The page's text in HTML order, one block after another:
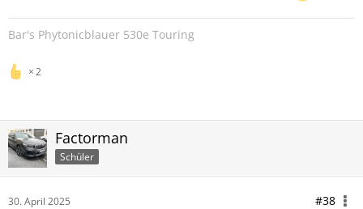
Bar's Phytonicblauer 530e Touring
2
Factorman
Schüler
30. April 2025 #38